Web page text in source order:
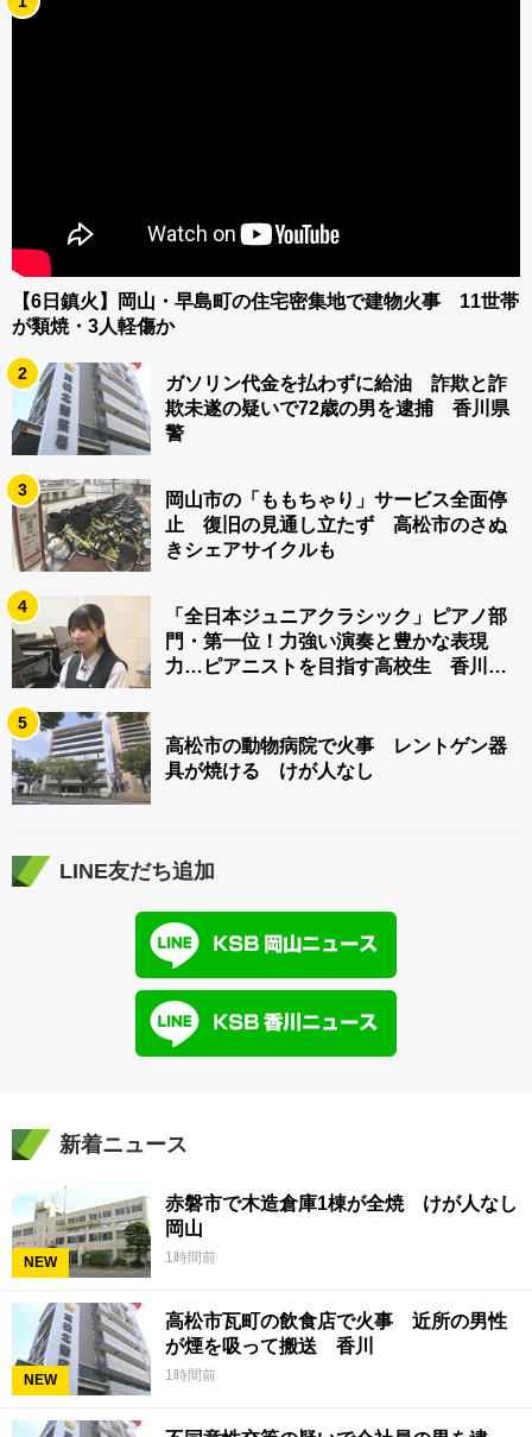
【6日鎮火】岡山・早島町の住宅密集地で建物火事 11世帯
が類焼・3人軽傷か
2
ガソリン代金を払わずに給油 詐欺と詐
欺未遂の疑いで72歳の男を逮捕 香川県
警
3
岡山市の「ももちゃり」サービス全面停
止 復旧の見通し立たず 高松市のさぬ
きシェアサイクルも
4
「全日本ジュニアクラシック」ピアノ部
門・第一位！力強い演奏と豊かな表現
力…ピアニストを目指す高校生 香川
5
高松市の動物病院で火事 レントゲン器
具が焼ける けが人なし
LINE友だち追加
新着ニュース
NEW
赤磐市で木造倉庫1棟が全焼 けが人なし
岡山
1時間前
NEW
高松市瓦町の飲食店で火事 近所の男性
が煙を吸って搬送 香川
1時間前